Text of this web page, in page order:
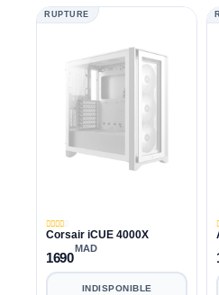
RUPTURE
Corsair iCUE 4000X
1690
MAD
INDISPONIBLE